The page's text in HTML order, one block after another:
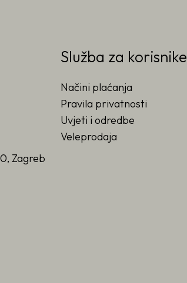
Zagreb
Služba za korisnike
Načini plaćanja
Pravila privatnosti
Uvjeti i odredbe
Veleprodaja